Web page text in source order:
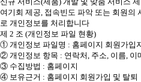
여기회 제공, 접속빈도 파악 또는 회원의
로 개인정보를 처리합니다
제 2 조 (개인정보 파일 현황)
① 개인정보 파일명 : 홈페이지 회원가입
② 개인정보 항목 : 연락처, 주소, 이름, 이
③ 수집방법 : 홈페이지
④ 보유근거 : 홈페이지 회원가입 및 탈퇴